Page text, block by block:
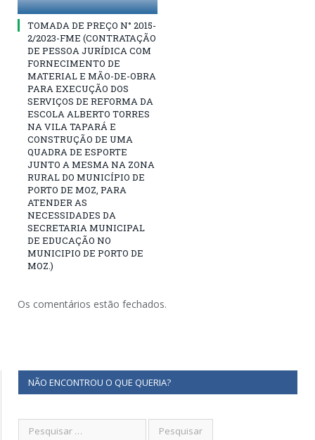
TOMADA DE PREÇO N° 2015-
2/2023-FME (CONTRATAÇÃO
DE PESSOA JURÍDICA COM
FORNECIMENTO DE
MATERIAL E MÃO-DE-OBRA
PARA EXECUÇÃO DOS
SERVIÇOS DE REFORMA DA
ESCOLA ALBERTO TORRES
NA VILA TAPARÁ E
CONSTRUÇÃO DE UMA
QUADRA DE ESPORTE
JUNTO A MESMA NA ZONA
RURAL DO MUNICÍPIO DE
PORTO DE MOZ, PARA
ATENDER AS
NECESSIDADES DA
SECRETARIA MUNICIPAL
DE EDUCAÇÃO NO
MUNICIPIO DE PORTO DE
MOZ.)
Os comentários estão fechados.
NÃO ENCONTROU O QUE QUERIA?